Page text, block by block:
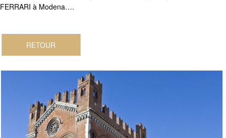
FERRARI à Modena….
RETOUR